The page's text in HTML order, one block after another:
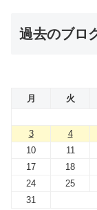
過去のブロ
月 火
3
4
10
11
17
18
24
25
31